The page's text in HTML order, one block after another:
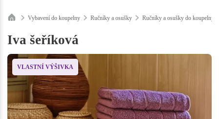
Vybavení do koupelny Ručníky a osušky Ručníky a osušky do koupelny
Iva šeříková
VLASTNÍ VÝŠIVKA